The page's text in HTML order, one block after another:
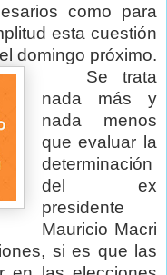
como para
esta cuestión
domingo próximo.
Se trata
nada más y
nada menos
que evaluar la
determinación
del ex
presidente
Mauricio Macri
si es que las